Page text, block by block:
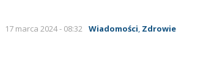
17 marca 2024 - 08:32 Wiadomości, Zdrowie